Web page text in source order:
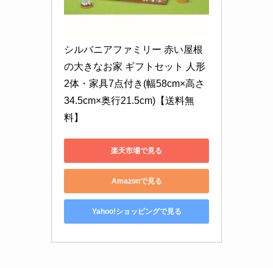
シルバニアファミリー 赤い屋根
の大きなお家 ギフトセット 人形
2体・家具7点付き(幅58cm×高さ
34.5cm×奥行21.5cm)【送料無
料】
楽天市場で見る
Amazonで見る
Yahoo!ショッピングで見る